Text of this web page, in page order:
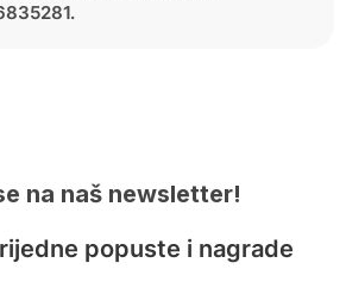
na naš newsletter!
popuste i nagrade